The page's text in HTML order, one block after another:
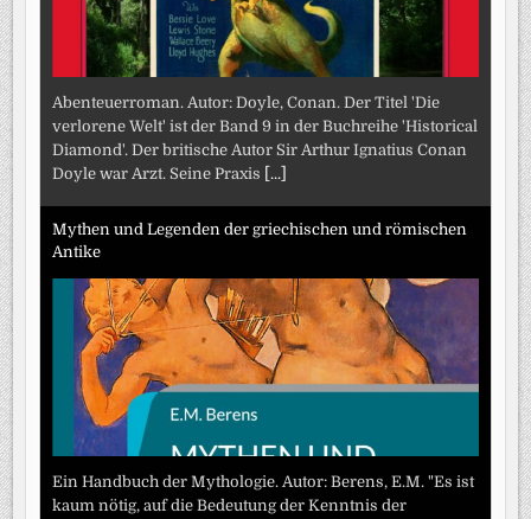
Abenteuerroman. Autor: Doyle, Conan. Der Titel 'Die
verlorene Welt' ist der Band 9 in der Buchreihe 'Historical
Diamond'. Der britische Autor Sir Arthur Ignatius Conan
Doyle war Arzt. Seine Praxis [...]
Mythen und Legenden der griechischen und römischen
Antike
Ein Handbuch der Mythologie. Autor: Berens, E.M. "Es ist
kaum nötig, auf die Bedeutung der Kenntnis der